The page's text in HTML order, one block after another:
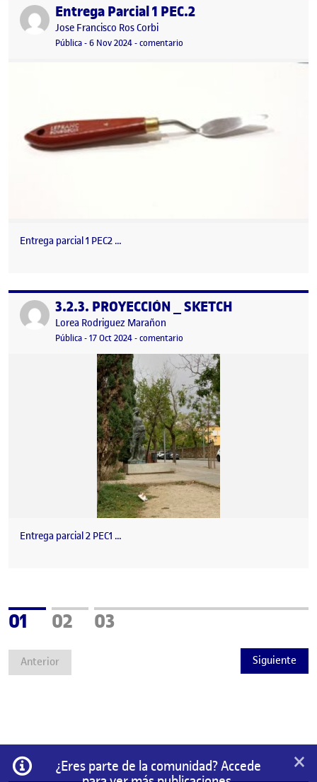
Publicado porEntrega Parcial 1 PEC.2
Publicado por
Jose Francisco Ros Corbi
Visibilidad:
Pública-Fecha de publicación
6 Nov 20246 noviembre, 2024 8:26 pm
-comentario
Entrega parcial 1 PEC2 …
Publicado por3.2.3. PROYECCIÓN _ SKETCH
Publicado por
Lorea Rodriguez Marañon
Visibilidad:
Pública-Fecha de publicación
17 Oct 202422 octubre, 2024 10:57 pm
-comentario
Entrega parcial 2 PEC1 …
Anterior
Página
01 Página
02 Página
03
Siguiente
Información
¿Eres parte de la comunidad? Accede
×